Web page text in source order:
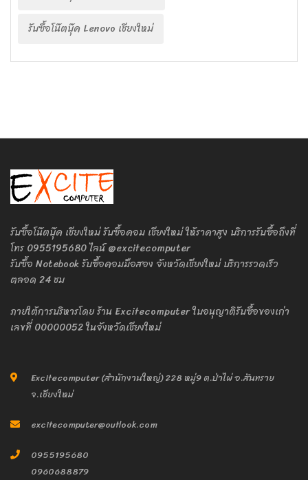
รับซื้อโน๊ตบุ๊ค Lenovo เชียงใหม่
รับซื้อโน๊ตบุ๊ค เชียงใหม่ รับซื้อคอม เชียงใหม่ ให้ราคาสูง บริการรับซื้อถึงที่
โทร 0955195680 ไลน์ @excitecomputer
รับซื้อ Notebook รับซื้อคอมมือสอง จังหวัดเชียงใหม่ บริการรวดเร็ว
ตลอด 24 ชม
ภายใต้การบริหารโดย ร้าน Excitecomputer ใบอนุญาติรับซื้อของเก่า
เลขที่ 00000052 ในจังหวัดเชียงใหม่
Excitecomputer (สำนักงานใหญ่) 228 หมู่9 ต.ป่าไผ่ อ.สันทราย
จ.เชียงใหม่
excitecomputer@outlook.com
0955195680
0960688879